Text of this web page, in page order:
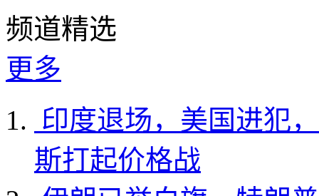
频道精选
更多
印度退场，美国进犯
斯打起价格战